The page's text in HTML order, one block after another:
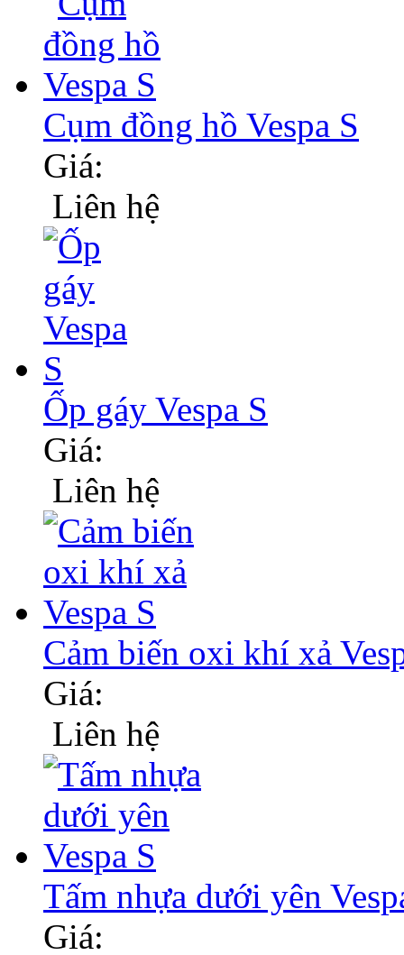
Cụm đồng hồ Vespa S
Giá:
Liên hệ
Ốp gáy Vespa S
Giá:
Liên hệ
Cảm biến oxi khí xả
Giá:
Liên hệ
Tấm nhựa dưới yên
Giá: